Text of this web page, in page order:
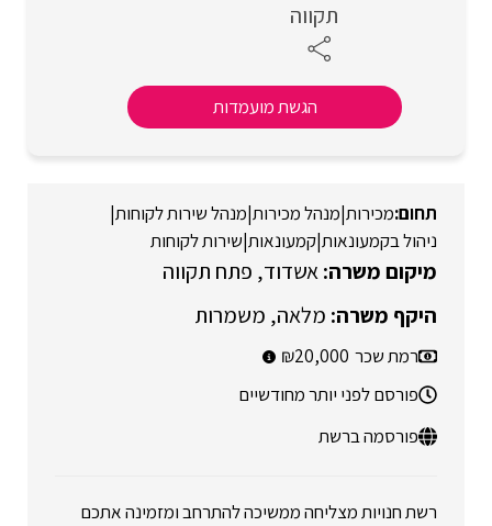
תקווה
הגשת מועמדות
מכירות|מנהל מכירות|מנהל שירות לקוחות|
ניהול בקמעונאות|קמעונאות|שירות לקוחות
אשדוד פתח תקווה
מלאה משמרות
רמת שכר 20,000
פורסם לפני יותר מחודשיים
פורסמה ברשת
רשת חנויות מצליחה ממשיכה להתרחב ומזמינה אתכם